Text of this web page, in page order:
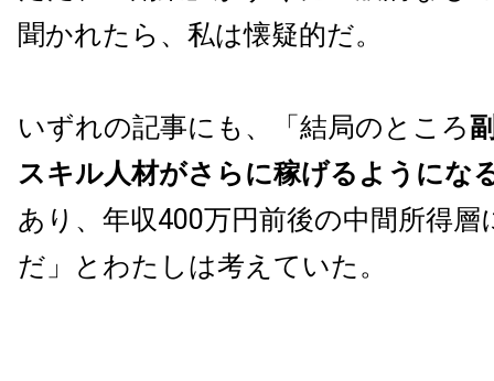
聞かれたら、私は懐疑的だ。
いずれの記事にも、「結局のところ
スキル人材がさらに稼げるようにな
あり、年収400万円前後の中間所得
だ」とわたしは考えていた。